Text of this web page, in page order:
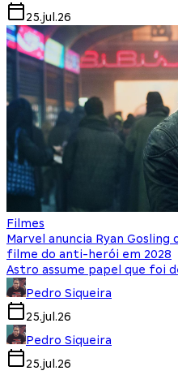
25.jul.26
Filmes
Marvel anuncia Ryan
filme do anti-herói em 2028
Astro assume papel que foi
Pedro Siqueira
25.jul.26
Pedro Siqueira
25.jul.26